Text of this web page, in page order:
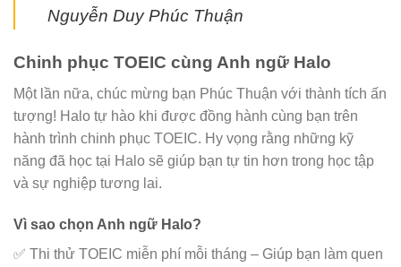
Nguyễn Duy Phúc Thuận
Chinh phục TOEIC cùng Anh ngữ Halo
Một lần nữa, chúc mừng bạn Phúc Thuận với thành tích ấn
tượng! Halo tự hào khi được đồng hành cùng bạn trên
hành trình chinh phục TOEIC. Hy vọng rằng những kỹ
năng đã học tại Halo sẽ giúp bạn tự tin hơn trong học tập
và sự nghiệp tương lai.
Vì sao chọn Anh ngữ Halo?
✅ Thi thử TOEIC miễn phí mỗi tháng – Giúp bạn làm quen